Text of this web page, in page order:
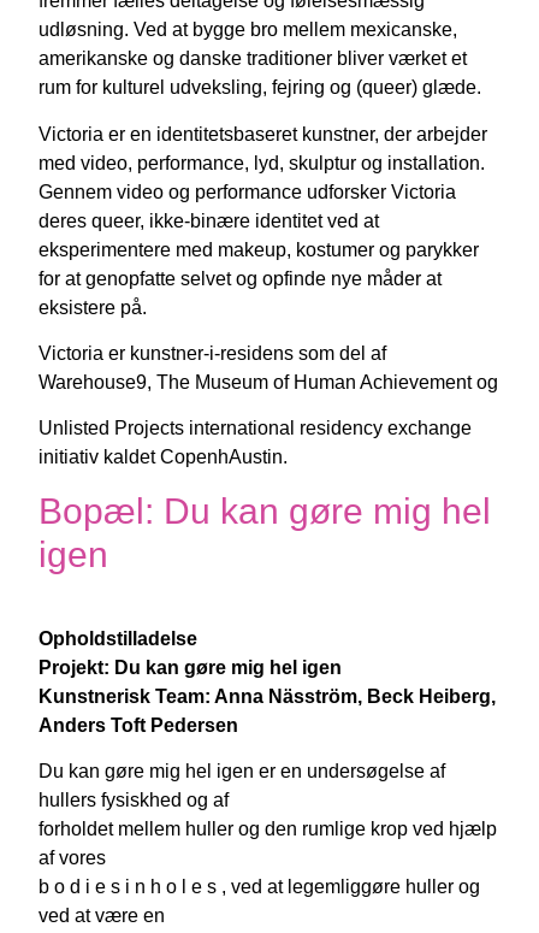
udløsning. Ved at bygge bro mellem mexicanske,
amerikanske og danske traditioner bliver værket et
rum for kulturel udveksling, fejring og (queer) glæde.
Victoria er en identitetsbaseret kunstner, der arbejder
med video, performance, lyd, skulptur og installation.
Gennem video og performance udforsker Victoria
deres queer, ikke-binære identitet ved at
eksperimentere med makeup, kostumer og parykker
for at genopfatte selvet og opfinde nye måder at
eksistere på.
Victoria er kunstner-i-residens som del af
Warehouse9, The Museum of Human Achievement og
Unlisted Projects international residency exchange
initiativ kaldet CopenhAustin.
Bopæl: Du kan gøre mig hel
igen
Opholdstilladelse
Projekt: Du kan gøre mig hel igen
Kunstnerisk Team: Anna Näsström, Beck Heiberg,
Anders Toft Pedersen
Du kan gøre mig hel igen er en undersøgelse af
hullers fysiskhed og af
forholdet mellem huller og den rumlige krop ved hjælp
af vores
b o d i e s i n h o l e s , ved at legemliggøre huller og
ved at være en